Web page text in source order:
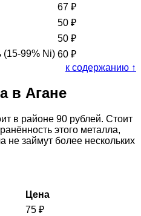
67 ₽
50 ₽
50 ₽
(15-99% Ni) 60 ₽
к содержанию ↑
в Агане
в районе 90 рублей. Стоит
этого металла,
не займут более нескольких
Цена
75 ₽